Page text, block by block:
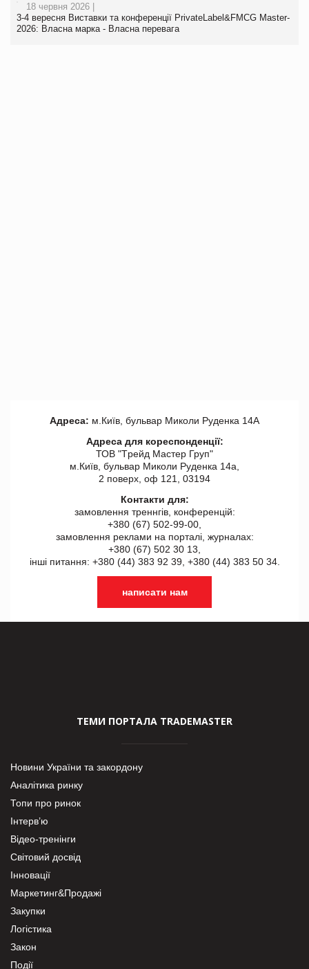
18 червня 2026 |
3-4 вересня Виставки та конференції PrivateLabel&FMCG Master-
2026: Власна марка - Власна перевага
Адреса: м.Київ, бульвар Миколи Руденка 14А
Адреса для кореспонденції:
ТОВ "Tрейд Мастер Груп"
м.Київ, бульвар Миколи Руденка 14а,
2 поверх, оф 121, 03194
Контакти для:
замовлення треннгів, конференцій:
+380 (67) 502-99-00,
замовлення реклами на порталі, журналах:
+380 (67) 502 30 13,
інші питання: +380 (44) 383 92 39, +380 (44) 383 50 34.
написати нам
ТЕМИ ПОРТАЛА TRADEMASTER
Новини України та закордону
Аналітика ринку
Топи про ринок
Інтерв’ю
Відео-тренінги
Світовий досвід
Інновації
Маркетинг&Продажі
Закупки
Логістика
Закон
Події